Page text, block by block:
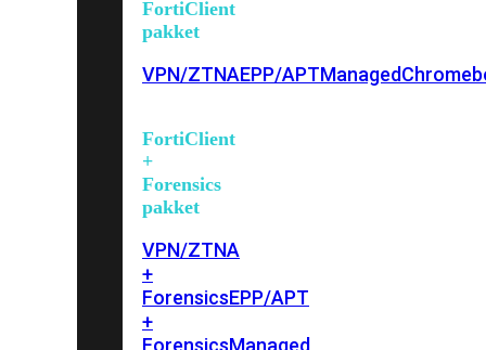
FortiClient
pakket
VPN/ZTNAEPP/APTManaged
FortiClient
+
Forensics
pakket
VPN/ZTNA
+
ForensicsEPP/APT
+
ForensicsManaged